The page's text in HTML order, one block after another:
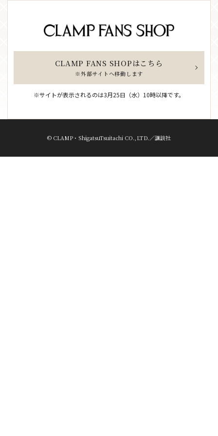
CLAMP FANS SHOPはこちら
※外部サイトへ移動します
※サイトが表示されるのは3月25日（水）10時以降です。
© CLAMP・ShigatsuTsuitachi CO.,LTD.／講談社